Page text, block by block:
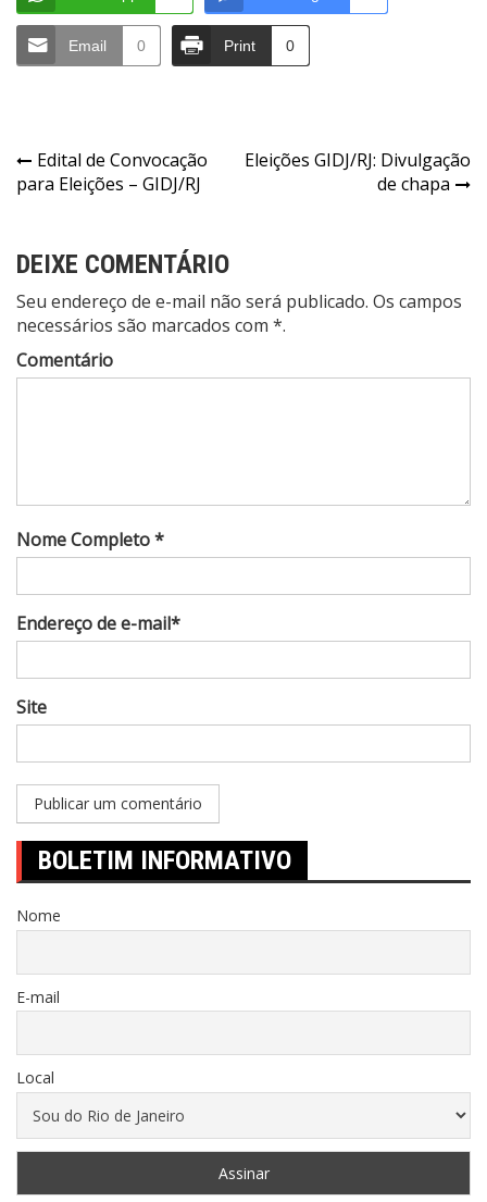
Email 0 Print 0
Navegação
de
Edital de Convocação
para Eleições – GIDJ/RJ
Eleições GIDJ/RJ: Divulgação
de chapa
DEIXE COMENTÁRIO
Seu endereço de e-mail não será publicado. Os campos
necessários são marcados com *.
Comentário
Nome Completo *
Endereço de e-mail*
Site
BOLETIM INFORMATIVO
Nome
E-mail
Local